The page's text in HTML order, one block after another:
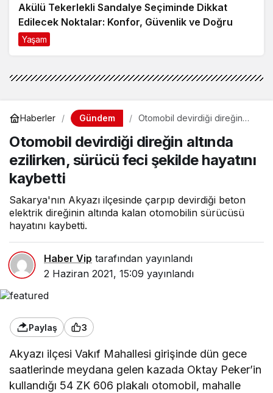
Akülü Tekerlekli Sandalye Seçiminde Dikkat
Edilecek Noktalar: Konfor, Güvenlik ve Doğru
Model Tercihi
Yaşam
Haberler Gündem
Otomobil devirdiği direğin
şekilde hayatını kaybetti
Otomobil devirdiği direğin altında
ezilirken, sürücü feci şekilde hayatını
kaybetti
Sakarya'nın Akyazı ilçesinde çarpıp devirdiği beton
elektrik direğinin altında kalan otomobilin sürücüsü
hayatını kaybetti.
Haber Vip tarafından yayınlandı
2 Haziran 2021, 15:09 yayınlandı
Paylaş 3
Akyazı ilçesi Vakıf Mahallesi girişinde dün gece
saatlerinde meydana gelen kazada Oktay Peker’in
kullandığı 54 ZK 606 plakalı otomobil, mahalle